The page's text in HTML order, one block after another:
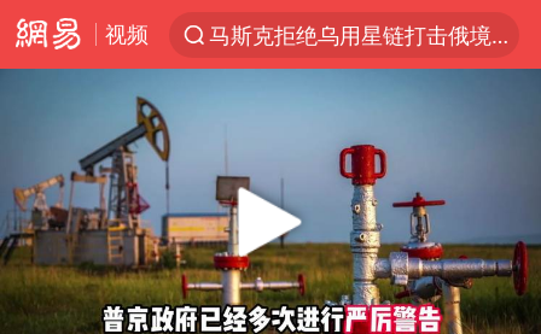
视频
马斯克拒绝乌用星链打击俄境内目标
名创优品一次性内裤 颜面尽失
黄金创今年来最大单周涨幅